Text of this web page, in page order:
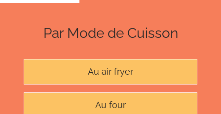
Par Mode de Cuisson
Au air fryer
Au four